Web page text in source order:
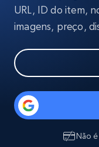
URL, ID do item,
imagens, preço,
Não